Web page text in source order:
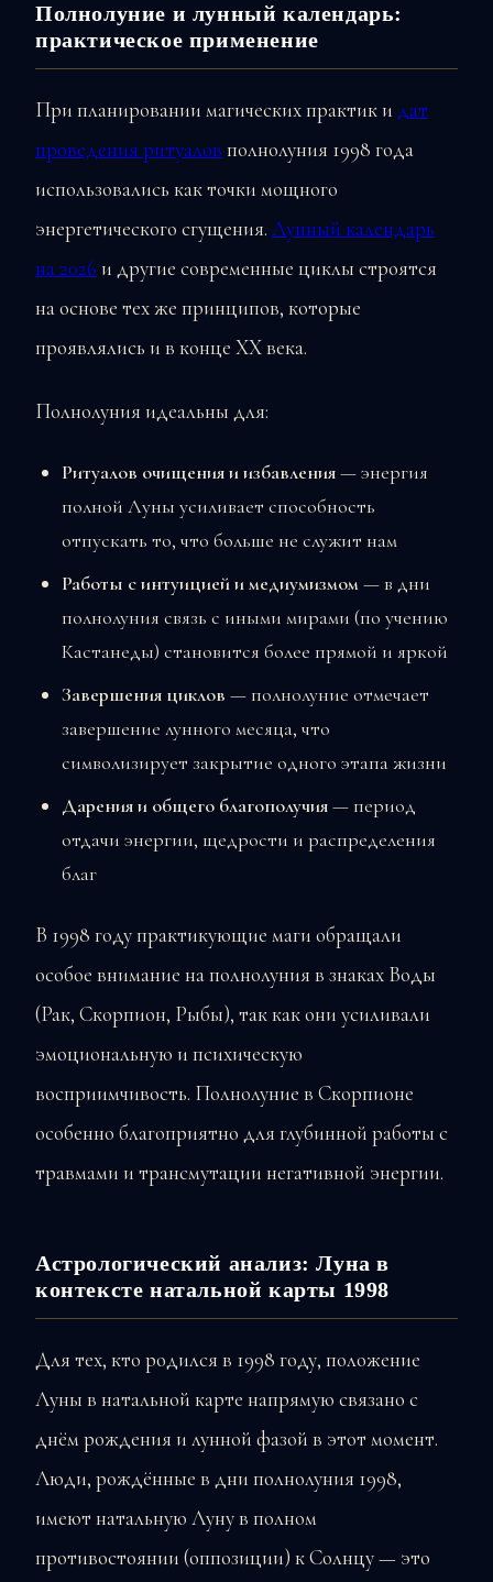
Полнолуние и лунный календарь:
практическое применение
При планировании магических практик и дат
проведения ритуалов полнолуния 1998 года
использовались как точки мощного
энергетического сгущения. Лунный календарь
на 2026 и другие современные циклы строятся
на основе тех же принципов, которые
проявлялись и в конце XX века.
Полнолуния идеальны для:
Ритуалов очищения и избавления— энергия
полной Луны усиливает способность
отпускать то, что больше не служит нам
Работы с интуицией и медиумизмом— в дни
полнолуния связь с иными мирами (по учению
Кастанеды) становится более прямой и яркой
Завершения циклов — полнолуние отмечает
завершение лунного месяца, что
символизирует закрытие одного этапа жизни
Дарения и общего благополучия— период
отдачи энергии, щедрости и распределения
благ
В 1998 году практикующие маги обращали
особое внимание на полнолуния в знаках Воды
(Рак, Скорпион, Рыбы), так как они усиливали
эмоциональную и психическую
восприимчивость. Полнолуние в Скорпионе
особенно благоприятно для глубинной работы с
травмами и трансмутации негативной энергии.
Астрологический анализ: Луна в
контексте натальной карты 1998
Для тех, кто родился в 1998 году, положение
Луны в натальной карте напрямую связано с
днём рождения и лунной фазой в этот момент.
Люди, рождённые в дни полнолуния 1998,
имеют натальную Луну в полном
противостоянии (оппозиции) к Солнцу — это